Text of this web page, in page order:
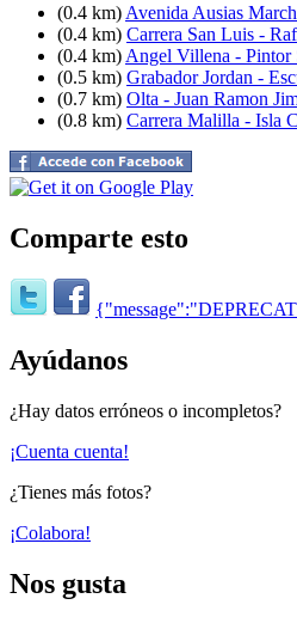
(0.4 km) Avenida Ausias
(0.4 km) Carrera San Luis -
(0.4 km) Angel Villena - Pintor
(0.5 km) Grabador Jordan -
(0.7 km) Olta - Juan Ramon
(0.8 km) Carrera Malilla - Isla
Comparte esto
Ayúdanos
¿Hay datos erróneos o incompletos?
¡Cuenta cuenta!
¿Tienes más fotos?
¡Colabora!
Nos gusta